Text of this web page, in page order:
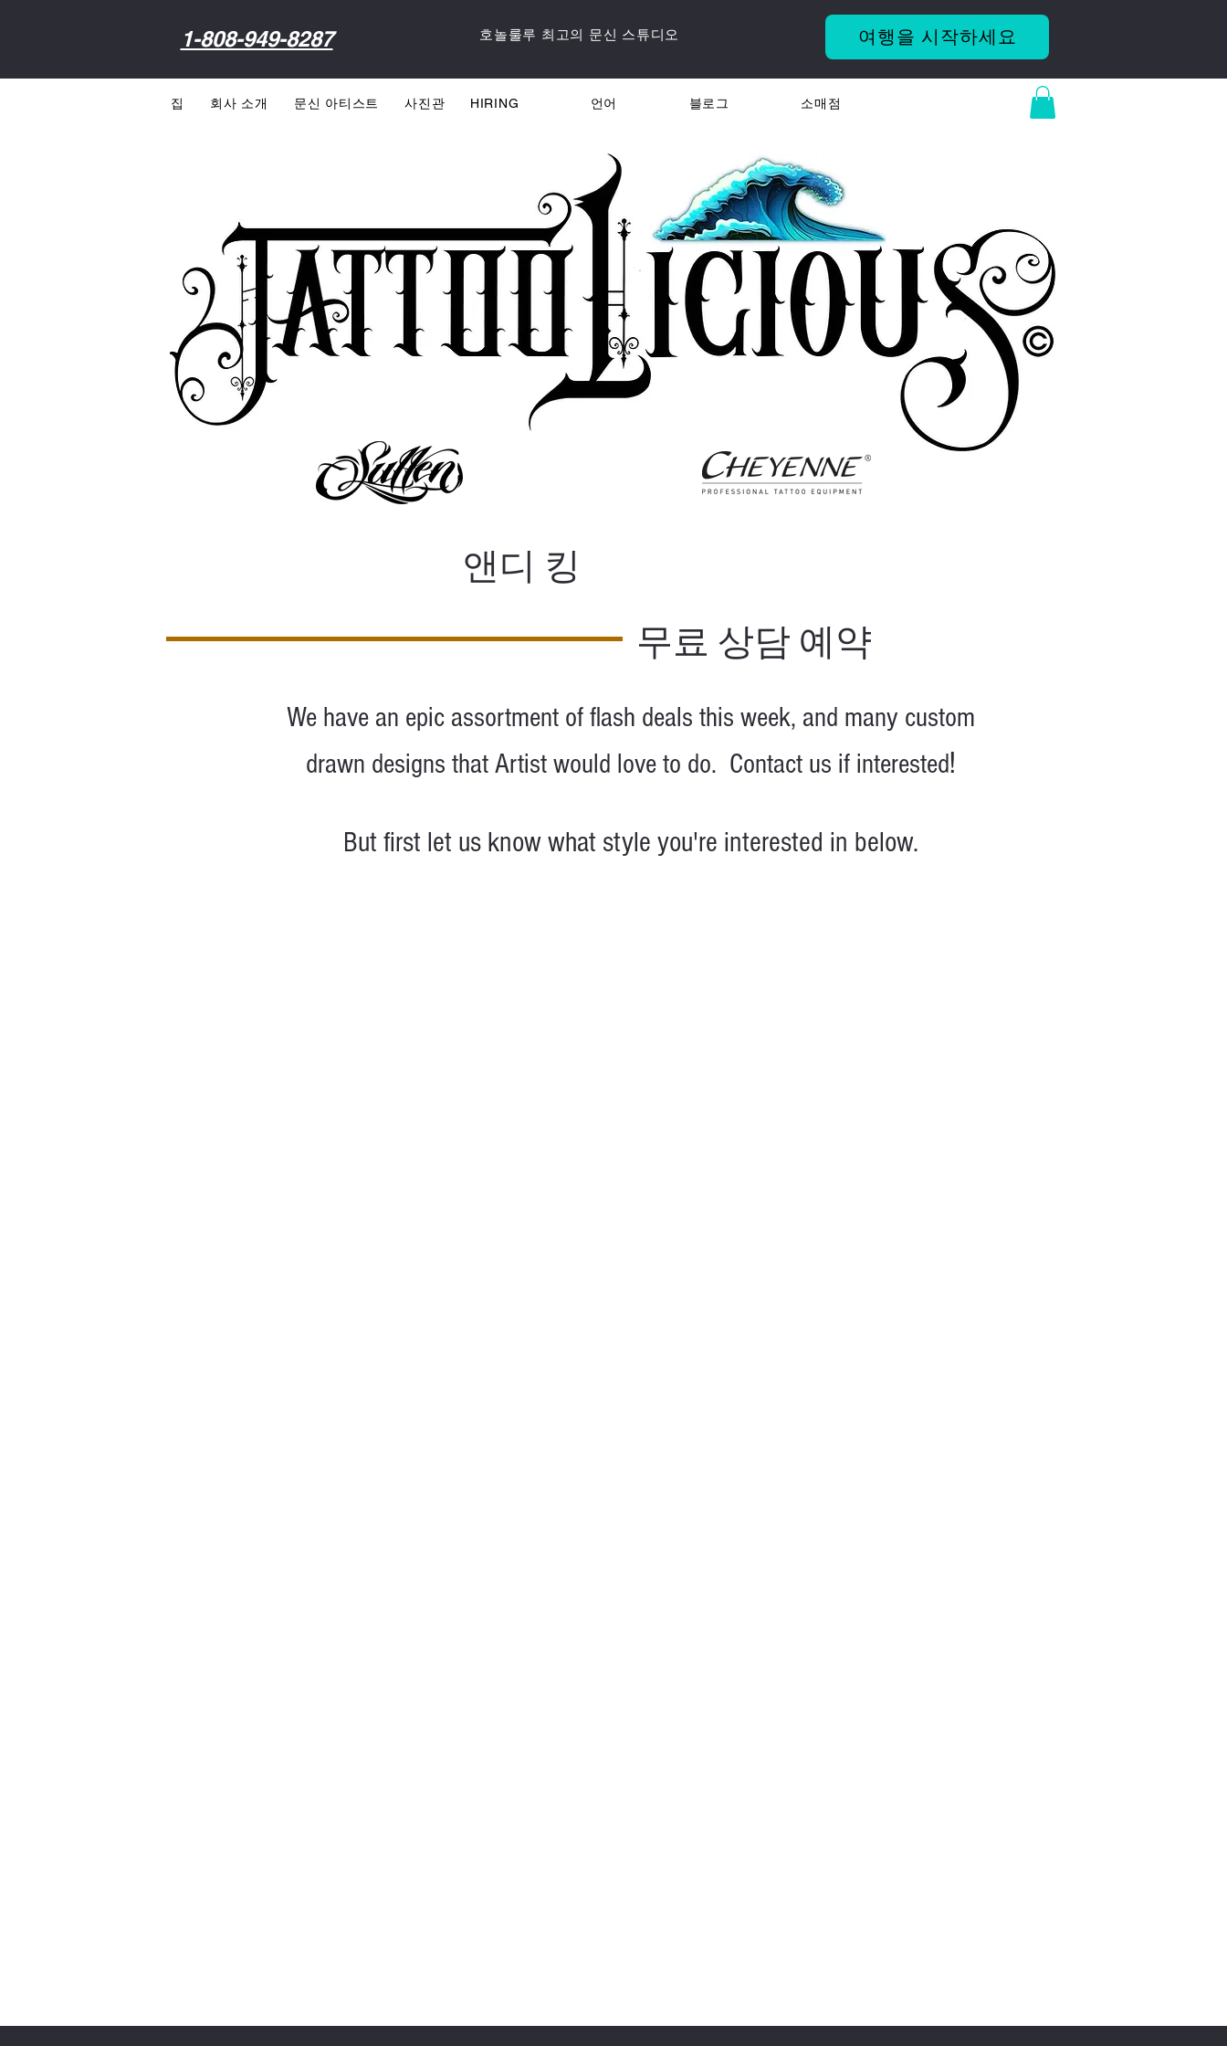
1-808-949-8287 호놀룰루 최고의 문신 스튜디오 여행을 시작하세요
집 회사 소개 문신 아티스트 사진관 HIRING 언어 블로그 소매점
앤디 킹
무료 상담 예약
We have an epic assortment of flash deals this week, and many custom
drawn designs that Artist would love to do. Contact us if interested!
But first let us knowwhat style you're interested in below.